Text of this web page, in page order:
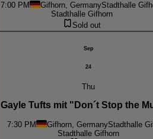
7:00 PM Gifhorn, GermanyStadthalle
Stadthalle Gifhorn
Sold out
Sep
24
Thu
Gayle Tufts mit "Don´t Stop the
7:30 PM Gifhorn, GermanyStadthalle
Stadthalle Gifhorn